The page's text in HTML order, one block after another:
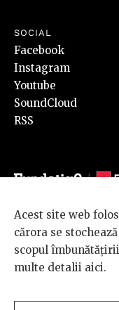
SOCIAL
Facebook
Instagram
Youtube
SoundCloud
RSS
© 2026 BRD Groupe
Scena 9 este un proiect
GÉNÉRALE
Acest site web
cărora se
scopul
multe detalii aici.